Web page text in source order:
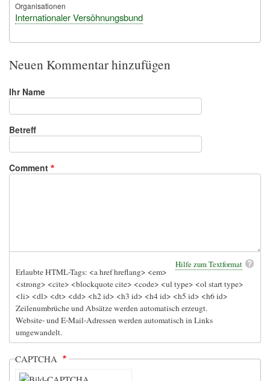
Organisationen
Internationaler Versöhnungsbund
Neuen Kommentar hinzufügen
Ihr Name
Betreff
Comment
Hilfe zum Textformat
Erlaubte HTML-Tags: <a href hreflang> <em>
<strong> <cite> <blockquote cite> <code> <ul type> <ol start type>
<li> <dl> <dt> <dd> <h2 id> <h3 id> <h4 id> <h5 id> <h6 id>
Zeilenumbrüche und Absätze werden automatisch erzeugt.
Website- und E-Mail-Adressen werden automatisch in Links
umgewandelt.
CAPTCHA